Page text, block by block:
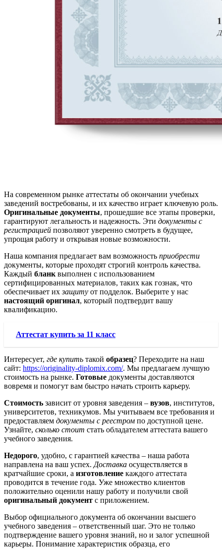
На современном рынке аттестаты об окончании учебных
заведений востребованы, и их качество играет ключевую роль.
Оригинальные документы, прошедшие все этапы проверки,
гарантируют легальность и надежность. Эти документы с
регистрацией позволяют уверенно смотреть в будущее,
упрощая работу и открывая новые возможности.
Наша компания предлагает вам возможность приобрести
документы, которые проходят строгий контроль качества.
Каждый бланк выполнен с использованием
сертифицированных материалов, таких как гознак, что
обеспечивает ихзащиту от подделок. Выберите у нас
настоящий оригинал, который подтвердит вашу
квалификацию.
Аттестат купить за 11 класс
Интересует, где купить такой образец? Переходите на наш
сайт: https://originality-diplomix.com/. Мы предлагаем лучшую
стоимость на рынке. Готовые документы доставляются
вовремя и помогут вам быстро начать строить карьеру.
Стоимость зависит от уровня заведения – вузов, институтов,
университетов, техникумов. Мы учитываем все требования и
предоставляем документы с реестром по доступной цене.
Узнайте, сколько стоит стать обладателем аттестата вашего
учебного заведения.
Недорого, удобно, с гарантией качества – наша работа
направлена на ваш успех. Доставка осуществляется в
кратчайшие сроки, а изготовление каждого аттестата
проводится в течение года. Уже множество клиентов
положительно оценили нашу работу и получили свой
оригинальный документ с приложением.
Выбор официального документа об окончании высшего
учебного заведения – ответственный шаг. Это не только
подтверждение вашего уровня знаний, но и залог успешной
карьеры. Понимание характеристик образца, его